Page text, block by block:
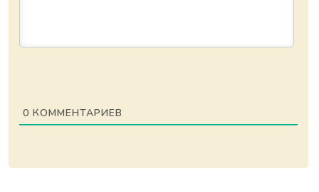
0 КОММЕНТАРИЕВ